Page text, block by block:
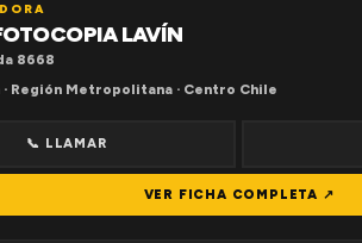
LAVÍN
8668
Región Metropolitana · Centro Chile
📞 LLAMAR
VER FICHA COMPLETA ↗